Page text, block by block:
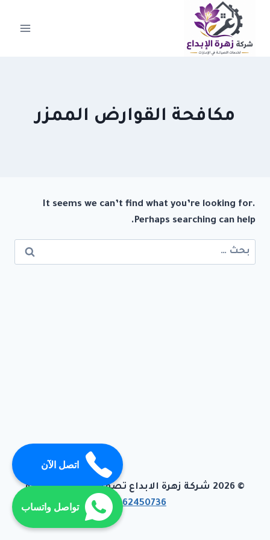
التجاوز
المحتوى
مكافحة القوارض الممزر
It seems we can’t find what you’re looking for.
Perhaps searching can help.
البحث
عن:
© 2026 شركة زهرة الابداع تصميم وبرمجة تيفاجو
01062450736
اتصل الآن
تواصل واتساب